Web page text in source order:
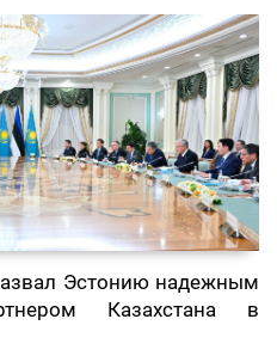
Эстонию надежным
Казахстана в